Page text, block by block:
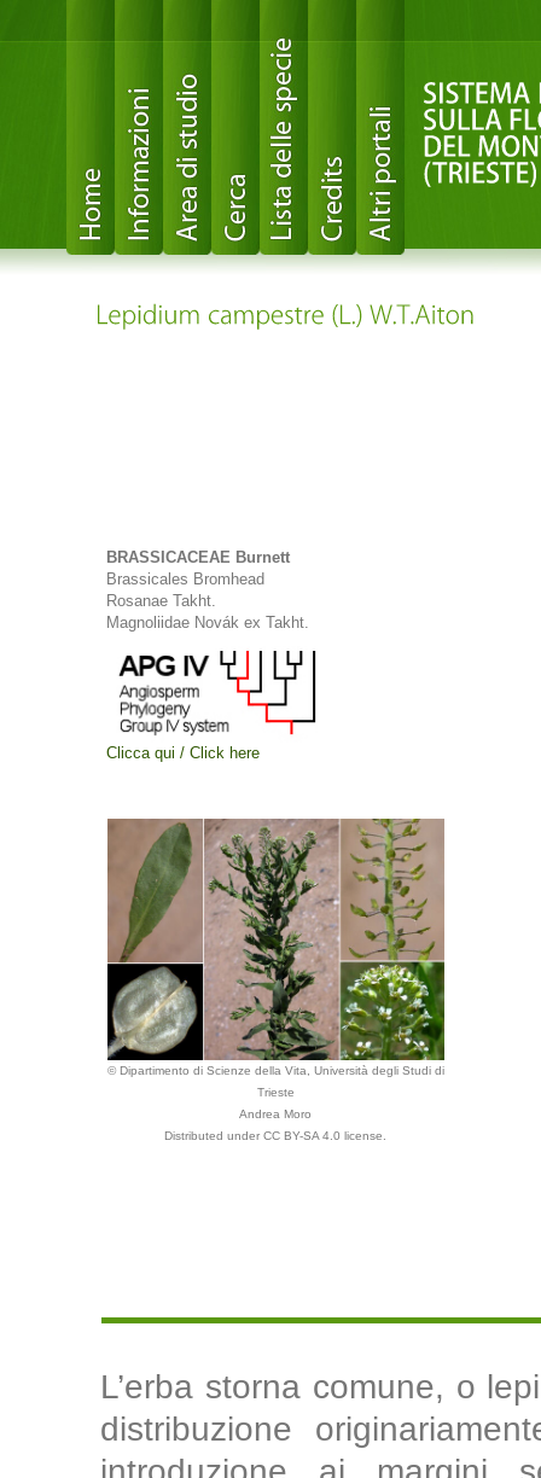
BRASSICACEAE Burnett
Brassicales Bromhead
Rosanae Takht.
Magnoliidae Novák ex Takht.
Clicca qui / Click here
© Dipartimento di Scienze della Vita, Università degli Studi di
Trieste
Andrea Moro
Distributed under CC BY-SA 4.0 license.
L’erba storna comune, o
distribuzione